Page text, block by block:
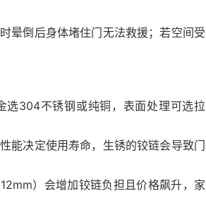
晕倒后身体堵住门无法救援；若空间受
304不锈钢或纯铜，表面处理可选拉
能决定使用寿命，生锈的铰链会导致门
）会增加铰链负担且价格飙升，家